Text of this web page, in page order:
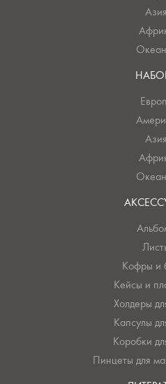
Азия
Азия
Кофры и
Кейсы и
Холдеры
Капсулы
Коробки
Пинцеты для